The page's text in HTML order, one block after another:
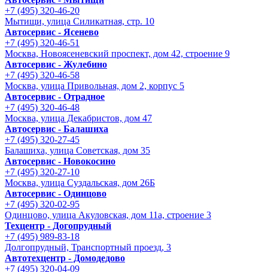
+7 (495) 320-46-20
Мытищи, улица Силикатная, стр. 10
Автосервис - Ясенево
+7 (495) 320-46-51
Москва, Новоясеневский проспект, дом 42, строение 9
Автосервис - Жулебино
+7 (495) 320-46-58
Москва, улица Привольная, дом 2, корпус 5
Автосервис - Отрадное
+7 (495) 320-46-48
Москва, улица Декабристов, дом 47
Автосервис - Балашиха
+7 (495) 320-27-45
Балашиха, улица Советская, дом 35
Автосервис - Новокосино
+7 (495) 320-27-10
Москва, улица Суздальская, дом 26Б
Автосервис - Одинцово
+7 (495) 320-02-95
Одинцово, улица Акуловская, дом 11а, строение 3
Техцентр - Догопрудный
+7 (495) 989-83-18
Долгопрудный, Транспортный проезд, 3
Автотехцентр - Домодедово
+7 (495) 320-04-09